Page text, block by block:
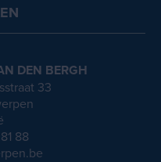
DEN BERGH
33
88